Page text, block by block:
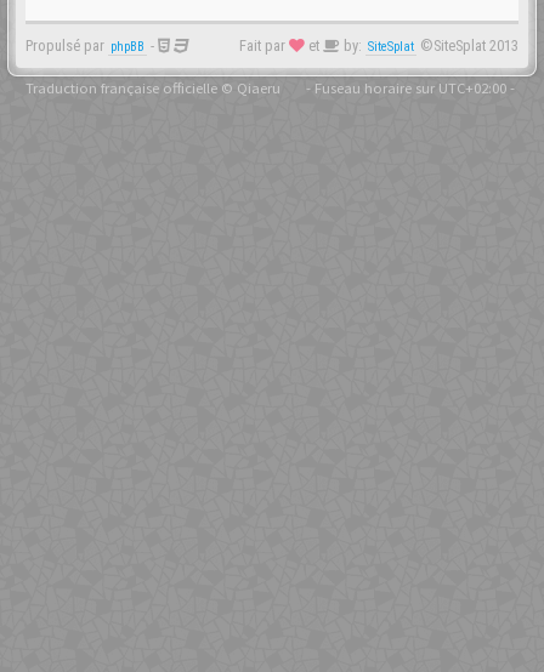
Propulsé par phpBB - Fait par et by: SiteSplat ©SiteSplat 2013
Traduction française officielle © Qiaeru - Fuseau horaire sur UTC+02:00 -